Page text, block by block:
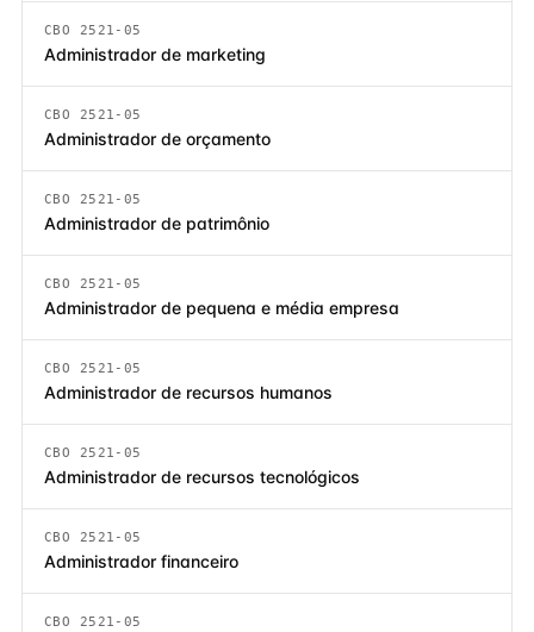
CBO 2521-05
Administrador de marketing
CBO 2521-05
Administrador de orçamento
CBO 2521-05
Administrador de patrimônio
CBO 2521-05
Administrador de pequena e média empresa
CBO 2521-05
Administrador de recursos humanos
CBO 2521-05
Administrador de recursos tecnológicos
CBO 2521-05
Administrador financeiro
CBO 2521-05